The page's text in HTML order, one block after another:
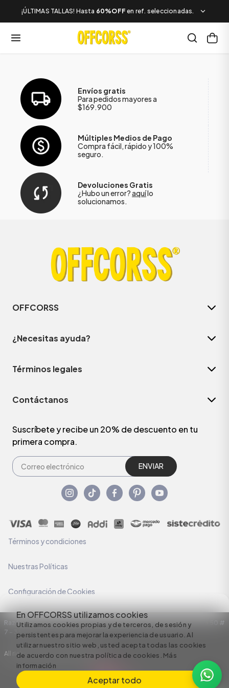
¡ÚLTIMAS TALLAS! Hasta 60%OFF en ref. seleccionadas.
En OFFCORSS utilizamos cookies
Utilizamos cookies propias y de terceros, de sesión y
persistentes para mejorar la experiencia de usuario. Al
utilizar nuestro sitio web, usted acepta todas las cookies
de acuerdo con nuestra política de cookies. Más
información
Aceptar todo
Envíos gratis
Para pedidos mayores a
$169.900
Múltiples Medios de Pago
Compra fácil, rápido y 100%
seguro.
Devoluciones Gratis
¿Hubo un error?aquílo
solucionamos.
OFFCORSS
¿Necesitas ayuda?
Términos legales
Contáctanos
Suscríbete y recibe un 20% de descuento en tu
primera compra.
ENVIAR
Términos y condiciones
Nuestras Políticas
Configuración de Cookies
Razón Social: C.I HERMECO S.A. NIT: 890924167-6 Dirección: Carrera 50 #
7 – 35
All rights reserved empowered by